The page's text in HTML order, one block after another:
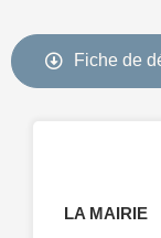
LA MAIRIE
Fiche de